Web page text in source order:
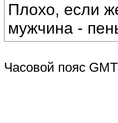
Плохо, если
мужчина -
Часовой пояс